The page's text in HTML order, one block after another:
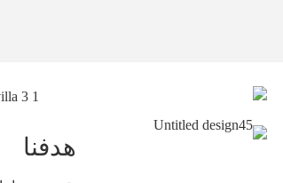
هدفنا